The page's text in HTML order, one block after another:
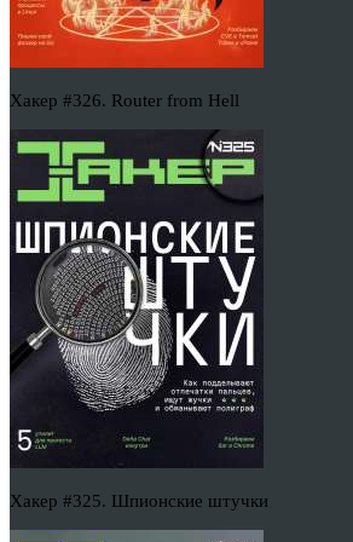
Хакер #326. Router from Hell
Хакер #325. Шпионские штучки